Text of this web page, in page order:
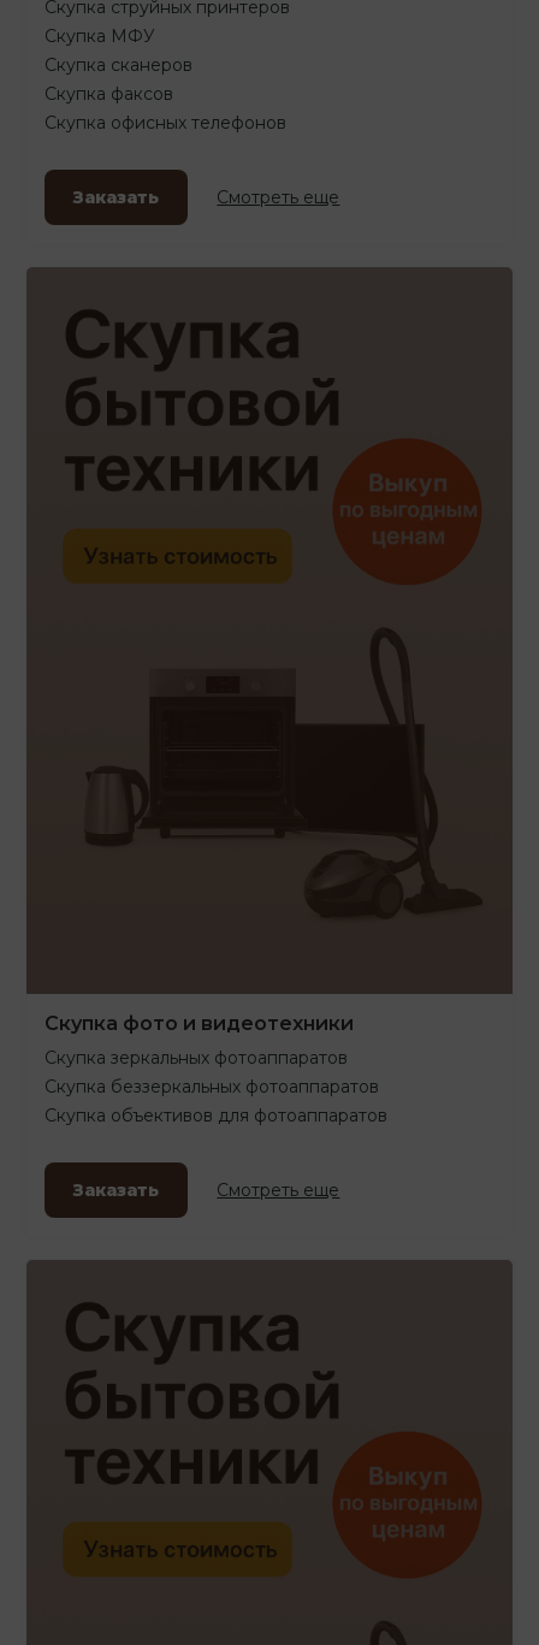
Скупка струйных принтеров
Скупка МФУ
Скупка сканеров
Скупка факсов
Скупка офисных телефонов
Заказать Смотреть еще
Скупка фото и видеотехники
Скупка зеркальных фотоаппаратов
Скупка беззеркальных фотоаппаратов
Скупка объективов для фотоаппаратов
Заказать Смотреть еще